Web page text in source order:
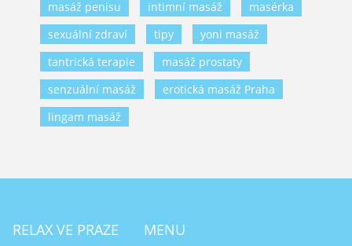
masáž penisu
intimní masáž
masérka
sexuální zdraví
tipy
yoni masáž
tantrická terapie
masáž prostaty
senzuální masáž
erotická masáž Praha
lingam masáž
RELAX VE PRAZE MENU